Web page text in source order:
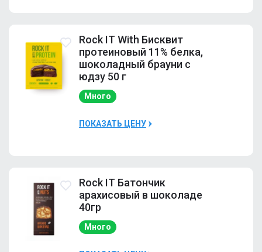
Rock IT With Бисквит
протеиновый 11% белка,
шоколадный брауни с
юдзу 50 г
Много
ПОКАЗАТЬ ЦЕНУ
Rock IT Батончик
арахисовый в шоколаде
40гр
Много